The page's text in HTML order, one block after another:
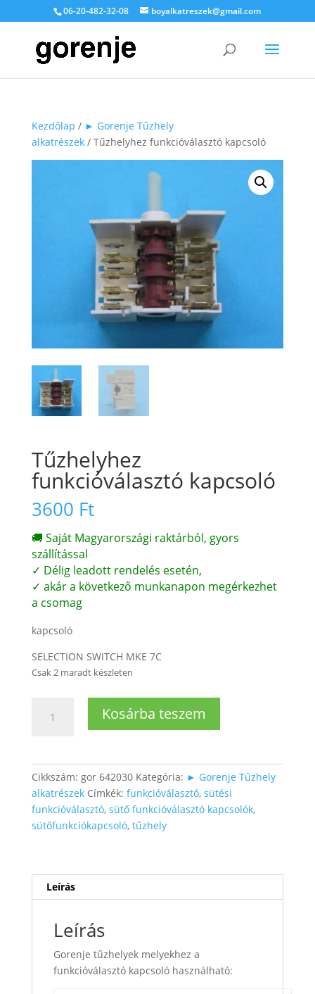
06-20-482-32-08 boyalkatreszek@gmail.com
Kezdőlap / ► Gorenje Tűzhely
alkatrészek/ Tűzhelyhez funkcióválasztó kapcsoló
Tűzhelyhez
funkcióválasztó kapcsoló
3600 Ft
🚚 Saját Magyarországi raktárból, gyors
szállítással
✓ Délig leadott rendelés esetén,
✓ akár a következő munkanapon megérkezhet
a csomag
kapcsoló
SELECTION SWITCH MKE 7C
Csak 2 maradt készleten
funkcióválasztó Kosárba teszem
Cikkszám: gor 642030 Kategória: ► Gorenje Tűzhely
alkatrészek Címkék: funkcióválasztó, sütési
funkcióválasztó, sütő funkcióválasztó kapcsolók,
sütőfunkciókapcsoló, tűzhely
Leírás
Leírás
Gorenje tűzhelyek melyekhez a
funkcióválasztó kapcsoló használható: